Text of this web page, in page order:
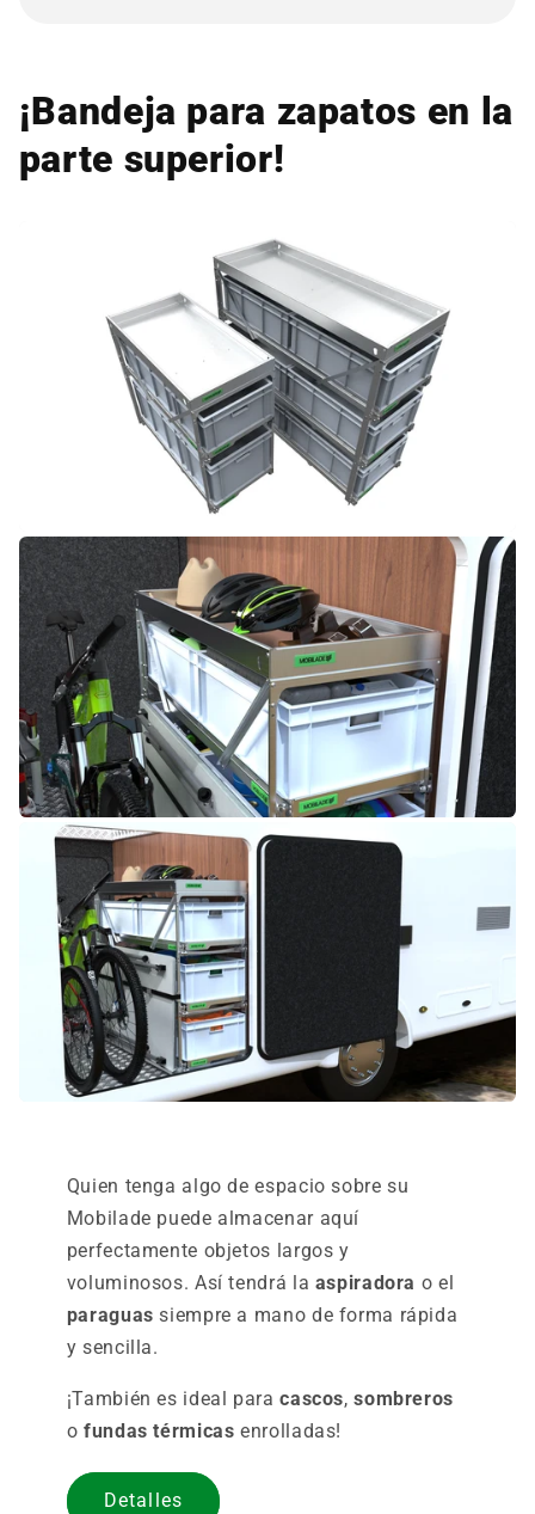
¡Bandeja para zapatos en la
parte superior!
Quien tenga algo de espacio sobre su
Mobilade puede almacenar aquí
perfectamente objetos largos y
voluminosos. Así tendrá la aspiradora o el
paraguas siempre a mano de forma rápida
y sencilla.
¡También es ideal paracascos,sombreros
ofundas térmicas enrolladas!
Detalles